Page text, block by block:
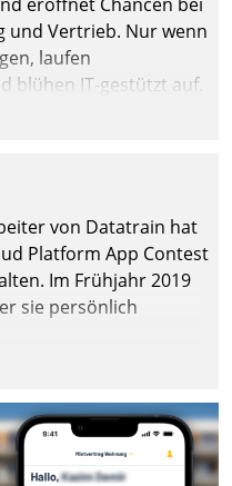
und Vertrieb. Nur wenn
laufen
blühen IT-gestützt auf.
von Datatrain hat
Platform App Contest
Im Frühjahr 2019
sie persönlich